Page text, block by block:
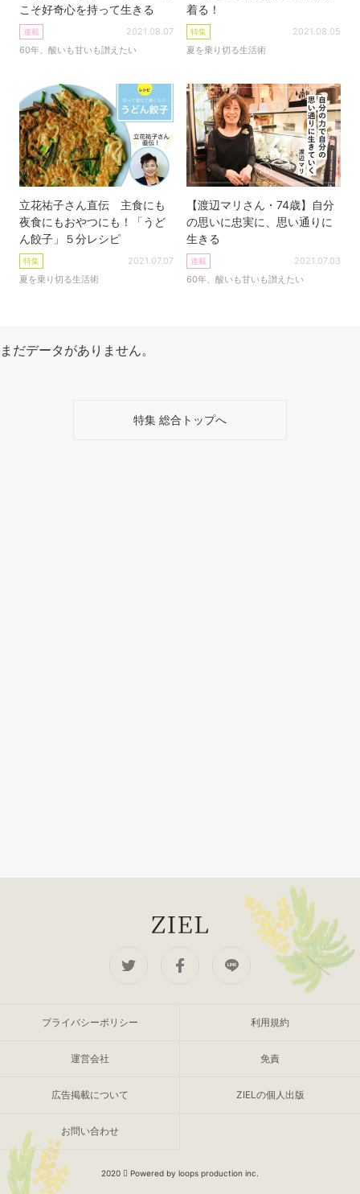
こそ好奇心を持って生きる
連載
60年、酸いも甘いも讃えたい
2021.08.07
着る！
特集
夏を乗り切る生活術
2021.08.05
立花祐子さん直伝 主食にも
夜食にもおやつにも！「うど
ん餃子」５分レシピ
特集
夏を乗り切る生活術
2021.07.07
【渡辺マリさん・74歳】自分
の思いに忠実に、思い通りに
生きる
連載
60年、酸いも甘いも讃えたい
2021.07.03
まだデータがありません。
特集 総合トップへ
プライバシーポリシー 利用規約
運営会社 免責
広告掲載について ZIELの個人出版
お問い合わせ
2020 Powered by loops production inc.